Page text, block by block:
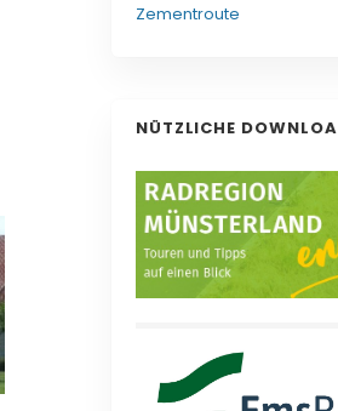
Zementroute
NÜTZLICHE